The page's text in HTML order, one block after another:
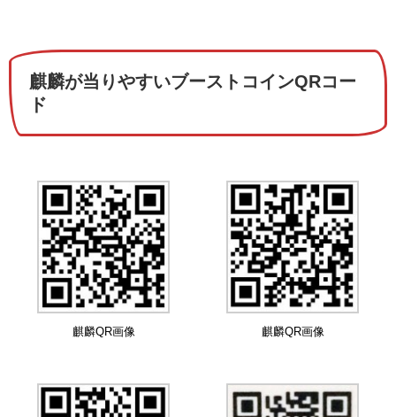
麒麟が当りやすいブーストコインQRコー
ド
麒麟QR画像 麒麟QR画像